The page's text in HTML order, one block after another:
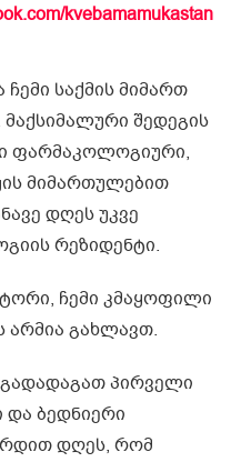
kvebamamukastan
საქმის მიმართ
შედეგის
ფარმაკოლოგიური,
მიმართულებით
დღეს უკვე
რეზიდენტი.
ჩემი კმაყოფილი
არმია გახლავთ.
პირველი
ბედნიერი
დღეს, რომ